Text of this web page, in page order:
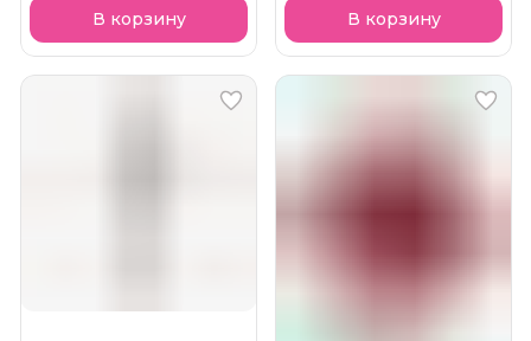
В корзину
В корзину